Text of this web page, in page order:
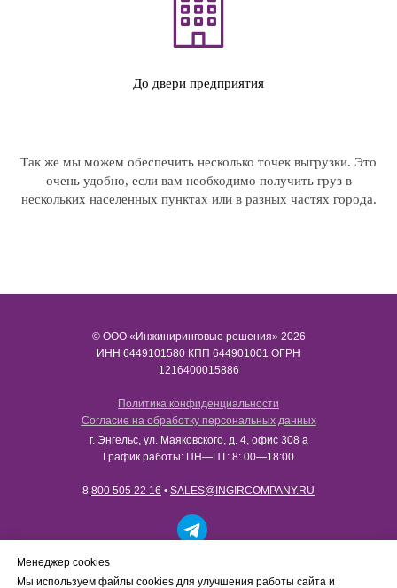
Менеджер cookies
Мы используем файлы cookies для улучшения работы сайта и
До двери предприятия
Так же мы можем обеспечить несколько точек выгрузки. Это
очень удобно, если вам необходимо получить груз в
нескольких населенных пунктах или в разных частях города.
© ООО «Инжиниринговые решения» 2026
ИНН​​​​​​​ 6449101580 КПП 644901001 ОГРН
1216400015886
Политика конфиденциальности
Согласие на обработку персональных данных
Работаем только с юридическими лицами в рамках
B2B-сотрудничества. Сайт носит информационный
г. Энгельс, ул. Маяковского, д. 4, офис 308 а
График работы: ПН—ПТ: 8: 00—18:00
8 800 505 22 16 • SALES@INGIRCOMPANY.RU